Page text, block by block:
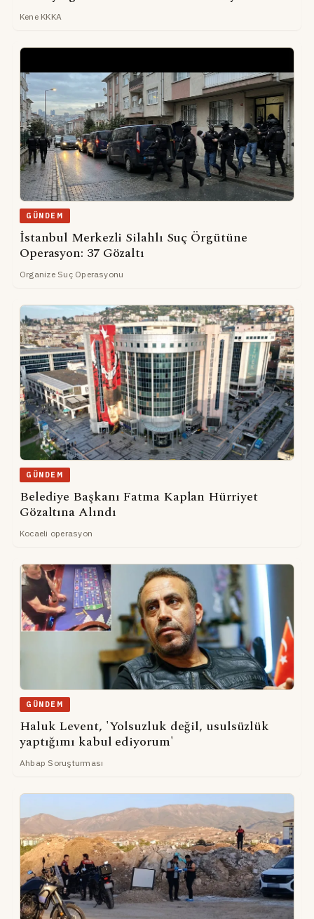
Kene KKKA
GÜNDEM
İstanbul Merkezli Silahlı Suç Örgütüne
Operasyon: 37 Gözaltı
Organize Suç Operasyonu
GÜNDEM
Belediye Başkanı Fatma Kaplan Hürriyet
Gözaltına Alındı
Kocaeli operasyon
GÜNDEM
Haluk Levent, 'Yolsuzluk değil, usulsüzlük
yaptığımı kabul ediyorum'
Ahbap Soruşturması